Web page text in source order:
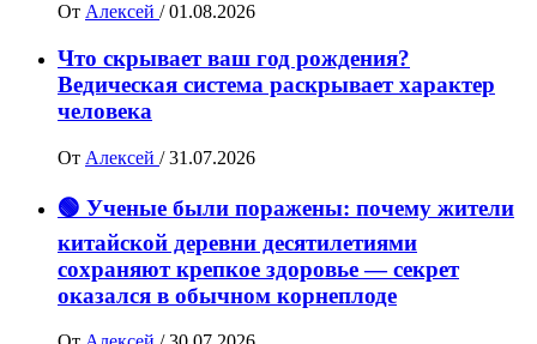
От Алексей / 01.08.2026
Что скрывает ваш год рождения?
Ведическая система раскрывает характер
человека
От Алексей / 31.07.2026
🟢 Ученые были поражены: почему жители
китайской деревни десятилетиями
сохраняют крепкое здоровье — секрет
оказался в обычном корнеплоде